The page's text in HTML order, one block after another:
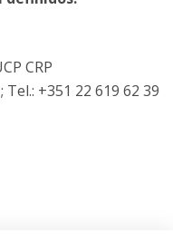
CRP
; Tel.: +351 22 619 62 39